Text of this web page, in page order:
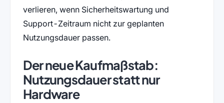
verlieren, wenn Sicherheitswartung und
Support-Zeitraum nicht zur geplanten
Nutzungsdauer passen.
Der neue Kaufmaßstab:
Nutzungsdauer statt nur
Hardware